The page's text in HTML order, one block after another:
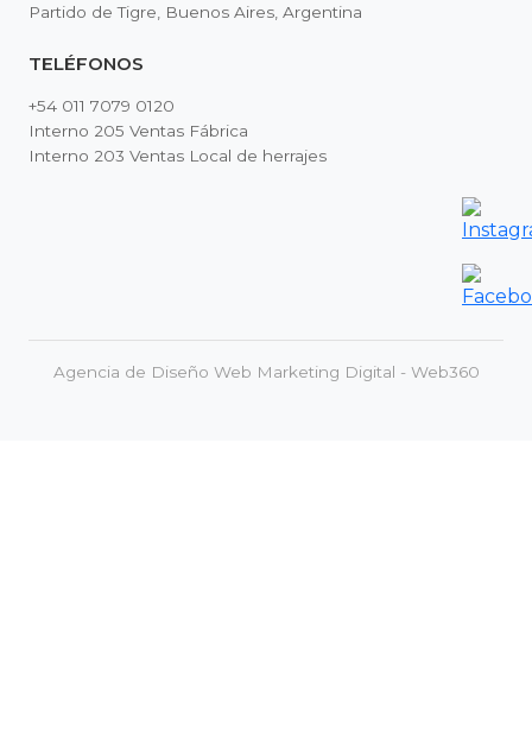
Partido de Tigre, Buenos Aires, Argentina
TELÉFONOS
+54 011 7079 0120
Interno 205 Ventas Fábrica
Interno 203 Ventas Local de herrajes
Agencia de Diseño Web Marketing Digital - Web360